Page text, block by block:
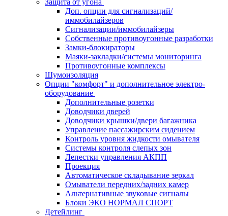
Защита от угона
Доп. опции для сигнализаций/
иммобилайзеров
Сигнализации/иммобилайзеры
Собственные противоугонные разработки
Замки-блокираторы
Маяки-закладки/системы мониторинга
Противоугонные комплексы
Шумоизоляция
Опции "комфорт" и дополнительное электро-
оборудование
Дополнительные розетки
Доводчики дверей
Доводчики крышки/двери багажника
Управление пассажирским сидением
Контроль уровня жидкости омывателя
Системы контроля слепых зон
Лепестки управления АКПП
Проекция
Автоматическое складывание зеркал
Омыватели передних/задних камер
Альтернативные звуковые сигналы
Блоки ЭКО НОРМАЛ СПОРТ
Детейлинг